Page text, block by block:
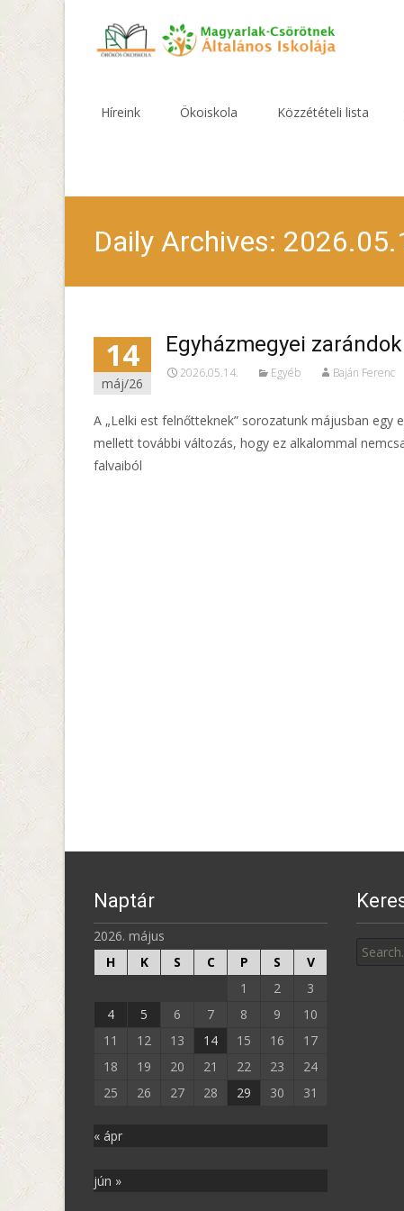
Híreink Ökoiskola Közzétételi lista
Daily Archives:
14
máj/26
Egyházmegyei
2026.05.14. Egyéb Baján Ferenc
A „Lelki est felnőtteknek” sorozatunk májusban
mellett további változás, hogy ez alkalommal
falvaiból
Naptár
2026. május
H
K S C P S
V
1
2
3
4
5 6 7 8 9
10
11
12 13 14 15 16
17
18
19 20 21 22 23
24
25
26 27 28 29 30 31
« ápr
jún »
for: